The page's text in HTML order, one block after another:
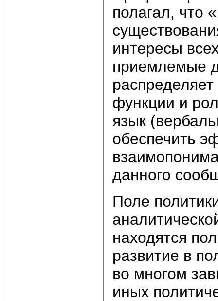
полагал, что
интересы
приемлемые
функции и
язык
обеспечить
данного
Поле
находятся
развитие в
во многом
иных